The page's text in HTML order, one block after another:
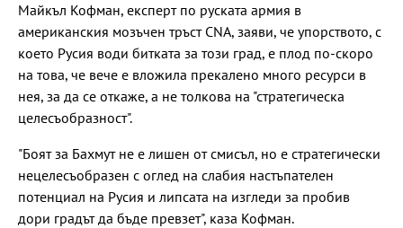
Майкъл Кофман, експерт по руската армия в
американския мозъчен тръст CNA, заяви, че упорството, с
което Русия води битката за този град, е плод по-скоро
на това, че вече е вложила прекалено много ресурси в
нея, за да се откаже, а не толкова на "стратегическа
целесъобразност".
"Боят за Бахмут не е лишен от смисъл, но е стратегически
нецелесъобразен с оглед на слабия настъпателен
потенциал на Русия и липсата на изгледи за пробив
дори градът да бъде превзет", каза Кофман.